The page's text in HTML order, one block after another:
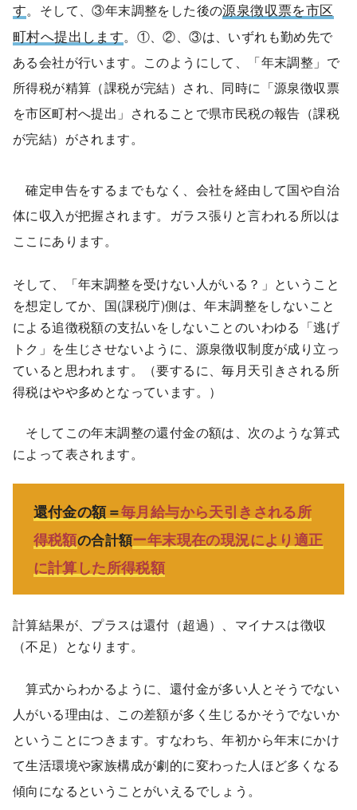
す。そして、③年末調整をした後の源泉徴収票を市区
町村へ提出します。①、②、③は、いずれも勤め先で
ある会社が行います。このようにして、「年末調整」で
所得税が精算（課税が完結）され、同時に「源泉徴収票
を市区町村へ提出」されることで県市民税の報告（課税
が完結）がされます。
確定申告をするまでもなく、会社を経由して国や自治
体に収入が把握されます。ガラス張りと言われる所以は
ここにあります。
そして、「年末調整を受けない人がいる？」ということ
を想定してか、国(課税庁)側は、年末調整をしないこと
による追徴税額の支払いをしないことのいわゆる「逃げ
トク」を生じさせないように、源泉徴収制度が成り立っ
ていると思われます。（要するに、毎月天引きされる所
得税はやや多めとなっています。）
そしてこの年末調整の還付金の額は、次のような算式
によって表されます。
還付金の額＝毎月給与から天引きされる所
得税額の合計額ー年末現在の現況により適正
に計算した所得税額
計算結果が、プラスは還付（超過）、マイナスは徴収
（不足）となります。
算式からわかるように、還付金が多い人とそうでない
人がいる理由は、この差額が多く生じるかそうでないか
ということにつきます。すなわち、年初から年末にかけ
て生活環境や家族構成が劇的に変わった人ほど多くなる
傾向になるということがいえるでしょう。